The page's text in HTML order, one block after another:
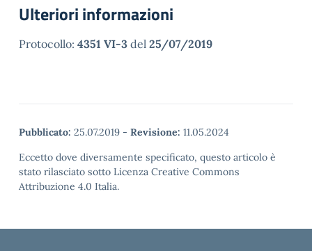
Ulteriori informazioni
Protocollo: 4351 VI-3 del 25/07/2019
Pubblicato: 25.07.2019 - Revisione: 11.05.2024
Eccetto dove diversamente specificato, questo articolo è
stato rilasciato sotto Licenza Creative Commons
Attribuzione 4.0 Italia.